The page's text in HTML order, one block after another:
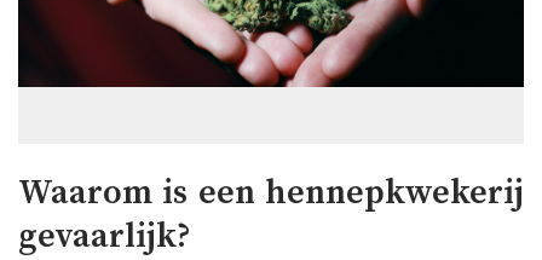
Waarom is een hennepkwekerij
gevaarlijk?